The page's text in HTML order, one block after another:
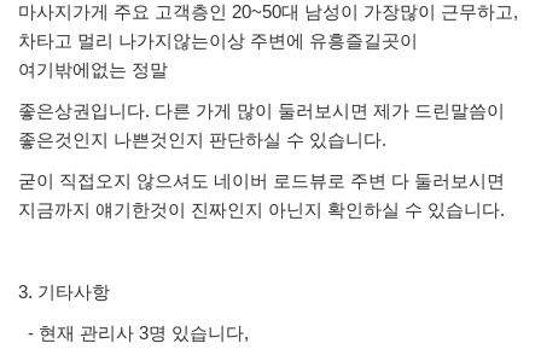
마사지가게 주요 고객층인 20~50대 남성이 가장많이 근무하고,
차타고 멀리 나가지않는이상 주변에 유흥즐길곳이
여기밖에없는 정말
좋은상권입니다. 다른 가게 많이 둘러보시면 제가 드린말씀이
좋은것인지 나쁜것인지 판단하실 수 있습니다.
굳이 직접오지 않으셔도 네이버 로드뷰로 주변 다 둘러보시면
지금까지 얘기한것이 진짜인지 아닌지 확인하실 수 있습니다.
3. 기타사항
- 현재 관리사 3명 있습니다,